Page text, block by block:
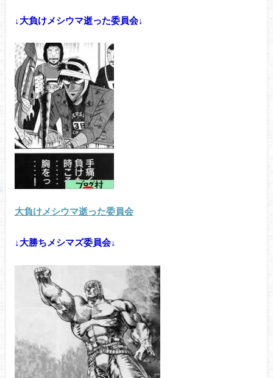
↓大負けメシウマ逝った委員会↓
大負けメシウマ逝った委員会
↓大勝ちメシマズ委員会↓